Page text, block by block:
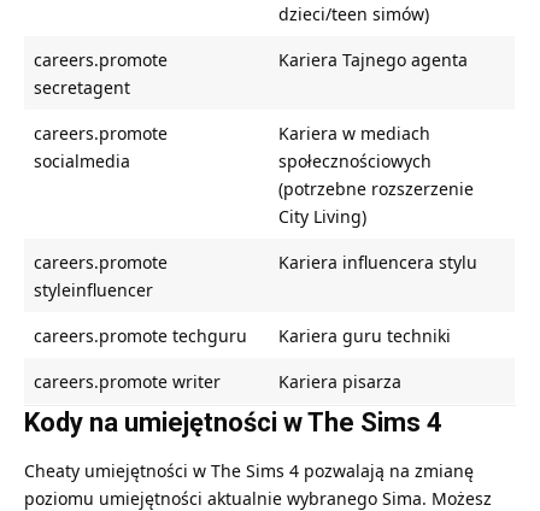
dzieci/teen simów)
careers.promote
secretagent
Kariera Tajnego agenta
careers.promote
socialmedia
Kariera w mediach
społecznościowych
(potrzebne rozszerzenie
City Living)
careers.promote
styleinfluencer
Kariera influencera stylu
careers.promote techguru
Kariera guru techniki
careers.promote writer
Kariera pisarza
Kody na umiejętności w The Sims 4
Cheaty umiejętności w The Sims 4 pozwalają na zmianę
poziomu umiejętności aktualnie wybranego Sima. Możesz